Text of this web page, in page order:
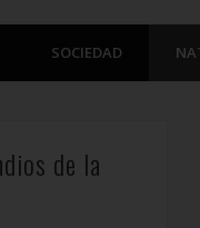
SOCIEDAD
de la